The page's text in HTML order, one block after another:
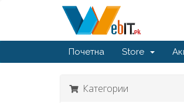
Почетна Store
Категории